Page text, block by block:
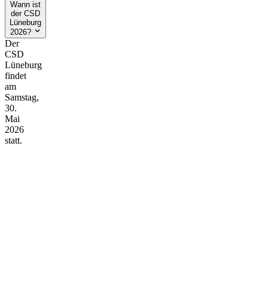
Wann ist
der CSD
Lüneburg
2026?
Der
CSD
Lüneburg
findet
am
Samstag,
30.
Mai
2026
statt.